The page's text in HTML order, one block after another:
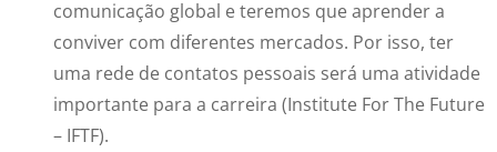
comunicação global e teremos que aprender a
conviver com diferentes mercados. Por isso, ter
uma rede de contatos pessoais será uma atividade
importante para a carreira (Institute For The Future
– IFTF).